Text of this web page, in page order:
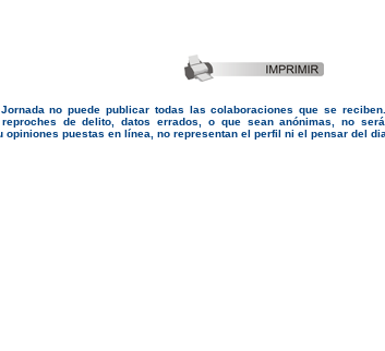
no puede publicar todas las colaboraciones que se
de delito, datos errados, o que sean anónimas, no
opiniones puestas en línea, no representan el perfil ni el pensar del